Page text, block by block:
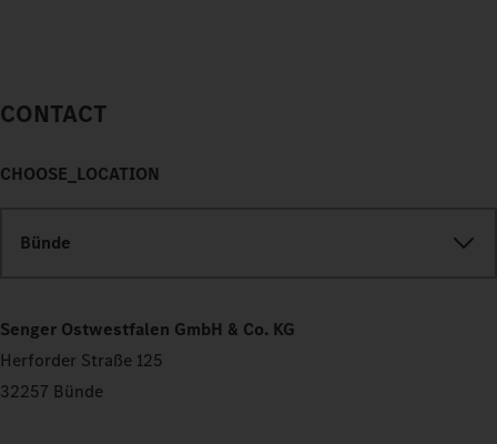
CONTACT
CHOOSE_LOCATION
Bünde
Senger Ostwestfalen GmbH & Co. KG
Herforder Straße 125
32257 Bünde